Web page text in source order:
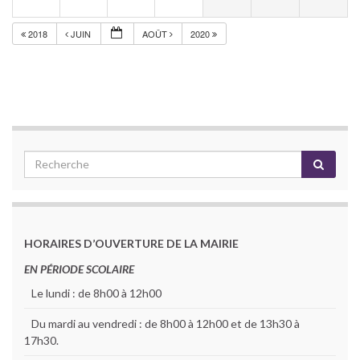
2018 JUIN AOÛT 2020
HORAIRES D’OUVERTURE DE LA MAIRIE
EN PÉRIODE SCOLAIRE
Le lundi : de 8h00 à 12h00
Du mardi au vendredi : de 8h00 à 12h00 et de 13h30 à
17h30.